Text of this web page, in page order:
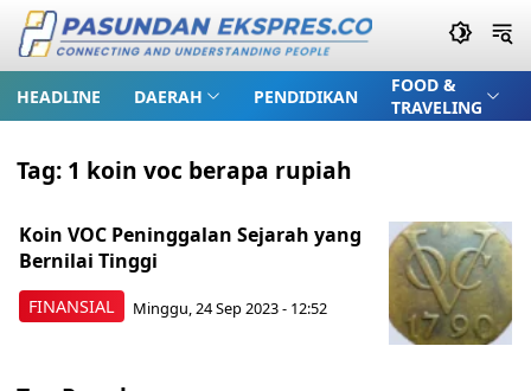
HEADLINE DAERAH PENDIDIKAN
FOOD &
TRAVELING
Tag: 1 koin voc berapa rupiah
FINANSIAL
Koin VOC Peninggalan Sejarah yang
Bernilai Tinggi
Minggu, 24 Sep 2023 - 12:52